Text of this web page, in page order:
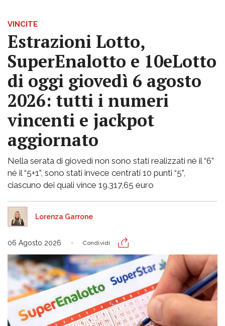
VINCITE
Estrazioni Lotto,
SuperEnalotto e 10eLotto
di oggi giovedì 6 agosto
2026: tutti i numeri
vincenti e jackpot
aggiornato
Nella serata di giovedì non sono stati realizzati né il “6”
né il “5+1”, sono stati invece centrati 10 punti “5”,
ciascuno dei quali vince 19.317,65 euro
Lorenza Garrone
06 Agosto 2026 Condividi